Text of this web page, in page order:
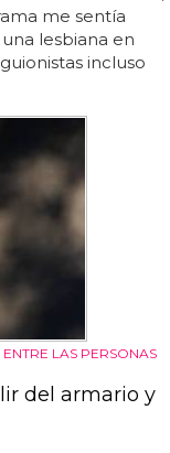
me sentía
lesbiana en
incluso
LAS PERSONAS
del armario y